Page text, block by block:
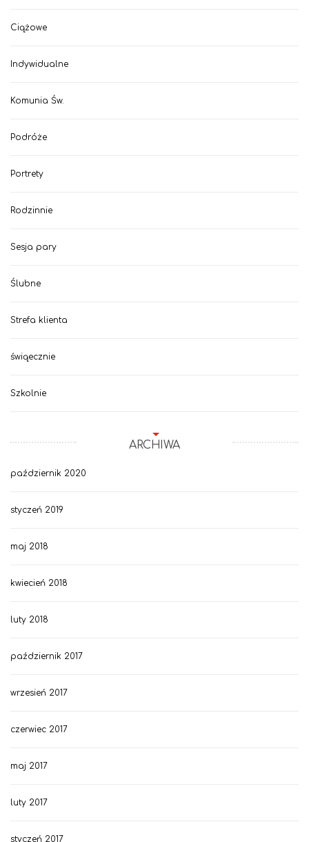
Ciążowe
Indywidualne
Komunia Św.
Podróże
Portrety
Rodzinnie
Sesja pary
Ślubne
Strefa klienta
świąecznie
Szkolnie
ARCHIWA
październik 2020
styczeń 2019
maj 2018
kwiecień 2018
luty 2018
październik 2017
wrzesień 2017
czerwiec 2017
maj 2017
luty 2017
styczeń 2017